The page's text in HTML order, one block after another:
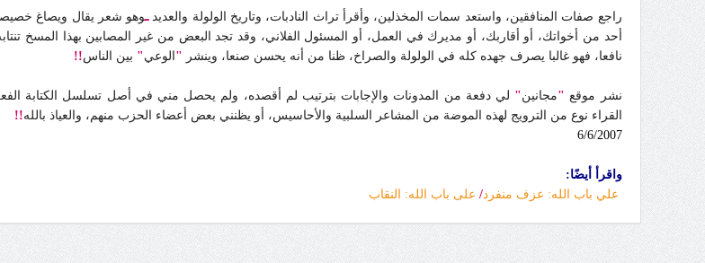
راجع صفات المنافقين، واستعد سمات المخذلين، وأقرأ تراث النادبات، وتاريخ الولولة والعديدـوهو شعر يقال ويصاغ
أحد من أخواتك، أو أقاربك، أو مديرك في العمل، أو المسئول الفلاني، وقد تجد البعض من غير المصابين بهذا المسخ
نافعا، فهو غالبا يصرف جهده كله في الولولة والصراخ، ظنا من أنه يحسن صنعا، وينشر " الوعي" بين الناس!!
نشر موقع "مجانين" لي دفعة من المدونات والإجابات بترتيب لم أقصده، ولم يحصل مني في أصل تسلسل الكتابة
القراء نوع من الترويج لهذه الموضة من المشاعر السلبية والأحاسيس، أو يظنني بعض أعضاء الحزب منهم، والعياذ بالله!!
6/6/2007
واقرأ أيضًا:
علي باب الله: عزف منفرد/ على باب الله: النقاب